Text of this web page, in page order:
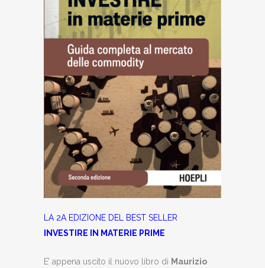
LA 2A EDIZIONE DEL BEST SELLER
INVESTIRE IN MATERIE PRIME
E’ appena uscito il nuovo libro di Maurizio